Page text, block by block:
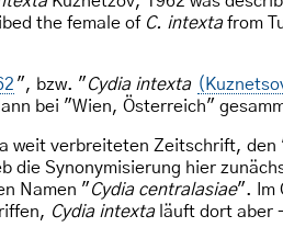
the female of C. intextafrom
", bzw. "Cydia intexta
bei "Wien, Österreich"
weit verbreiteten Zeitschrift,
Synonymisierung hier
Namen "Cydia centralasiae". Im
Cydia intextaläuft dort aber